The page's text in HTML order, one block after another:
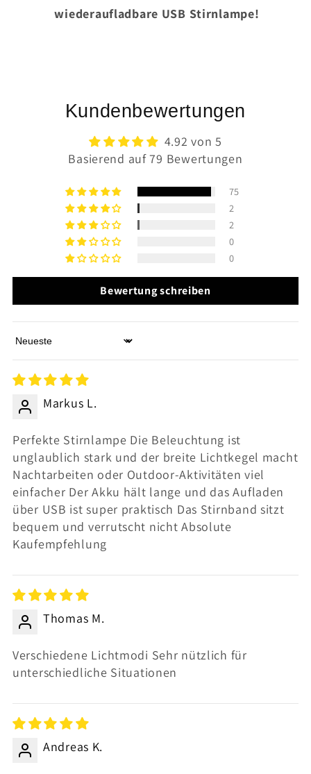
wiederaufladbare USB Stirnlampe!
Kundenbewertungen
4.92 von 5
Basierend auf 79 Bewertungen
75
2
2
0
0
Bewertung schreiben
Sort by
Markus L.
Perfekte Stirnlampe Die Beleuchtung ist
unglaublich stark und der breite Lichtkegel macht
Nachtarbeiten oder Outdoor-Aktivitäten viel
einfacher Der Akku hält lange und das Aufladen
über USB ist super praktisch Das Stirnband sitzt
bequem und verrutscht nicht Absolute
Kaufempfehlung
Thomas M.
Verschiedene Lichtmodi Sehr nützlich für
unterschiedliche Situationen
Andreas K.